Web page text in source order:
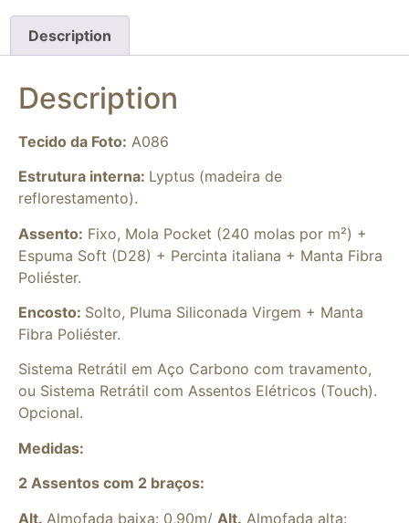
Description
Description
Tecido da Foto: A086
Estrutura interna: Lyptus (madeira de
reflorestamento).
Assento: Fixo, Mola Pocket (240 molas por m²) +
Espuma Soft (D28) + Percinta italiana + Manta Fibra
Poliéster.
Encosto: Solto, Pluma Siliconada Virgem + Manta
Fibra Poliéster.
Sistema Retrátil em Aço Carbono com travamento,
ou Sistema Retrátil com Assentos Elétricos (Touch).
Opcional.
Medidas:
2 Assentos com 2 braços:
Alt. Almofada baixa: 0,90m/ Alt. Almofada alta: